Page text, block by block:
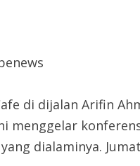
di dijalan Arifin
menggelar
dialaminya.